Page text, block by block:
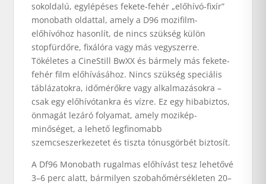
sokoldalú, egy­lépéses fekete-fehér „előhívó-fixír”
monobath oldattal, amely a D96 mozifilm-
előhívóhoz hasonlít, de nincs szükség külön
stopfürdőre, fixálóra vagy más vegyszerre.
Tökéletes a CineStill BwXX és bármely más fekete-
fehér film előhívásához. Nincs szükség speciális
táblázatokra, időmérőkre vagy alkalmazásokra –
csak egy előhívótankra és vízre. Ez egy hibabiztos,
önmagát lezáró folyamat, amely mozikép-
minőséget, a lehető legfinomabb
szemcseszerkezetet és tiszta tónusgörbét biztosít.
A Df96 Monobath rugalmas előhívást tesz lehetővé
3–6 perc alatt, bármilyen szobahőmérsékleten 20–